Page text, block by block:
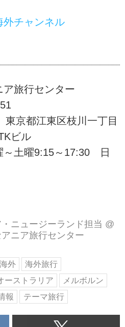
外チャンネル
旅行センター
京都江東区枝川一丁目
ビル
～土曜9:15～17:30 日
ニュージーランド担当 @
ニア旅行センター
外
海外旅行
ーストラリア
メルボルン
報 テーマ旅行